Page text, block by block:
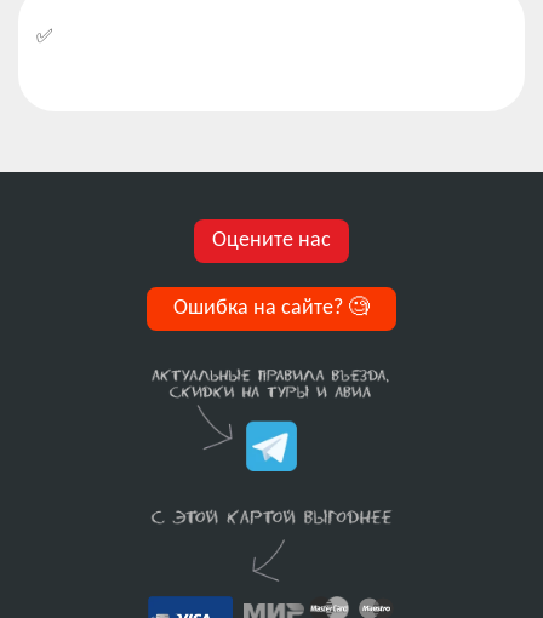
✅
Оцените нас
Ошибка на сайте? 🧐